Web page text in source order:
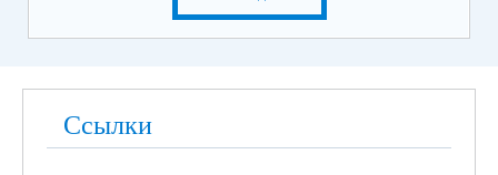
Ссылки